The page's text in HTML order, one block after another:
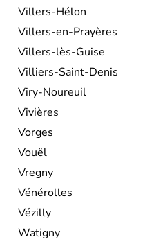
Villers-Hélon
Villers-en-Prayères
Villers-lès-Guise
Villiers-Saint-Denis
Viry-Noureuil
Vivières
Vorges
Vouël
Vregny
Vénérolles
Vézilly
Watigny